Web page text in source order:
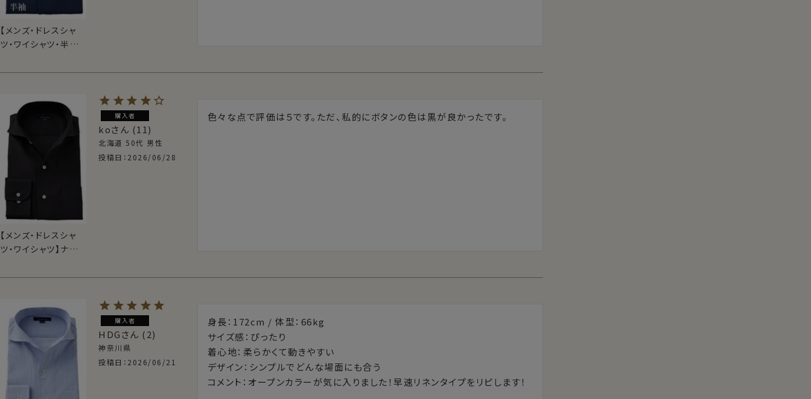
【メンズ・ドレスシャ
ツ・ワイシャツ・半袖】
クールマックス・ドラ
織り・イタリアンカラ
ー・ワイドカラー・第
一ボタンあり
【メンズ・ドレスシャ
ツ・ワイシャツ】ナチュ
アムコットン・からみ
ー・ワイドカラー・第
一ボタンあり
購入者
ko 11
北海道 50代 男性
投稿日
2026/06/28
色々な点で評価は５です。ただ、私的にボタンの色は黒が良かったです。
購入者
HDG 2
神奈川県
投稿日
2026/06/21
身長：172cm / 体型：66kg
サイズ感：ぴったり
着心地：柔らかくて動きやすい
デザイン：シンプルでどんな場面にも合う
コメント：オープンカラーが気に入りました！早速リネンタイプをリピします！